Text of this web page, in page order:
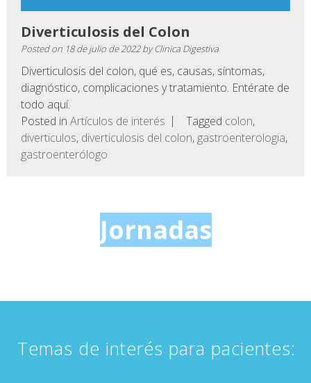
Diverticulosis del Colon
Posted on 18 de julio de 2022byClinica Digestiva
Diverticulosis del colon, qué es, causas, síntomas,
diagnóstico, complicaciones y tratamiento. Entérate de
todo aquí.
Posted in Artículos de interés Tagged colon,
diverticulos, diverticulosis del colon, gastroenterologia,
gastroenterólogo
Jornadas
Temas de interés para pacientes: